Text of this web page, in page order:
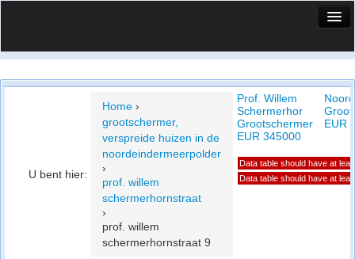
Vergelijk prijsposities - wijk
U bent hier:
Home ›
grootschermer,
verspreide huizen in de
noordeindermeerpolder
›
prof. willem
schermerhornstraat
›
prof. willem
schermerhornstraat 9
Prof. Willem
Schermerhor
Grootschermer
EUR 345000
EUR
Data table should have at
Data table should have at